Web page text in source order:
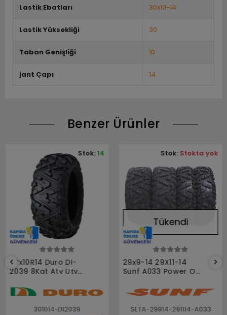
Lastik Ebatları 30x10-14
Lastik Yüksekliği 30
Taban Genişliği 10
jant Çapı 14
Benzer Ürünler
30x10R14 Duro DI-
2039 8Kat Atv Utv
301014-DI2039
Stok:14
Stokta Yok
Tükendi
29x9-14 29X11-14
Sunf A033 Power Ön
Lastiği
SETA-29914-291114-A033
Stok:Stokta yok